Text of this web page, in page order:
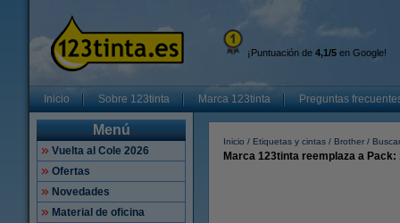
¡Puntuación de 4,1/5 en Google!
Inicio Sobre 123tinta Marca 123tinta Preguntas
Menú
Vuelta al Cole 2026
Ofertas
Novedades
Material de oficina
Inicio Etiquetas y cintas Brother
Marca 123tinta reemplaza a